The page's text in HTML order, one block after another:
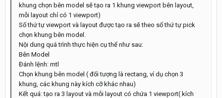
khung chọn bên model sẽ tạo ra 1 khung viewport bên layout,
mỗi layout chỉ có 1 viewport)
Số thứ tự viewport và layout được tạo ra sẽ theo số thứ tự pick
chọn khung bên model.
Nội dung quá trình thực hiện cụ thể như sau:
Bên Model
Đánh lệnh: mtl
Chọn khung bên model ( đối tượng là rectang, ví dụ chọn 3
khung, các khung này kích cỡ khác nhau)
Kết quá: tạo ra 3 layout và mỗi layout có chứa 1 viewport( kích